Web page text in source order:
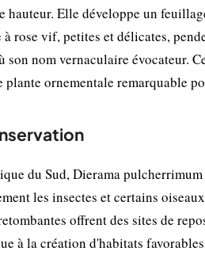
hauteur. Elle développe un
à rose vif, petites et délicates,
son nom vernaculaire évocateur.
ornementale remarquable
du Sud, Dierama
les insectes et certains
offrent des sites de
à la création d'habitats